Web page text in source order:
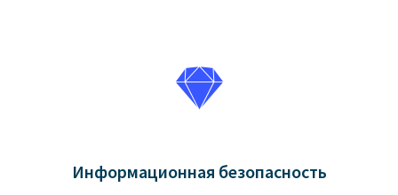
Информационная безопасность